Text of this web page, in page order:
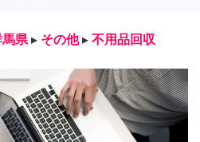
馬県 ▸ その他 ▸ 不用品回収